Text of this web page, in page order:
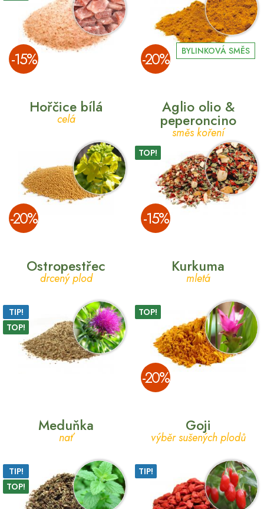
­-15% BYLINKOVÁ SMĚS
­-20%
Hořčice bílá
celá
­-20%
Aglio olio &
peperoncino
směs koření
TOP!
­-15%
Ostropestřec
drcený plod
TIP!
TOP!
Kurkuma
mletá
TOP!
­-20%
Meduňka
nať
TIP!
TOP!
Goji
výběr sušených plodů
TIP!